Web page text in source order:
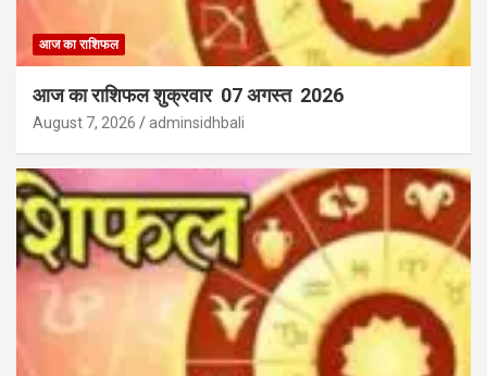
आज का राशिफल
आज का राशिफल शुक्रवार 07 अगस्त 2026
August 7, 2026 adminsidhbali